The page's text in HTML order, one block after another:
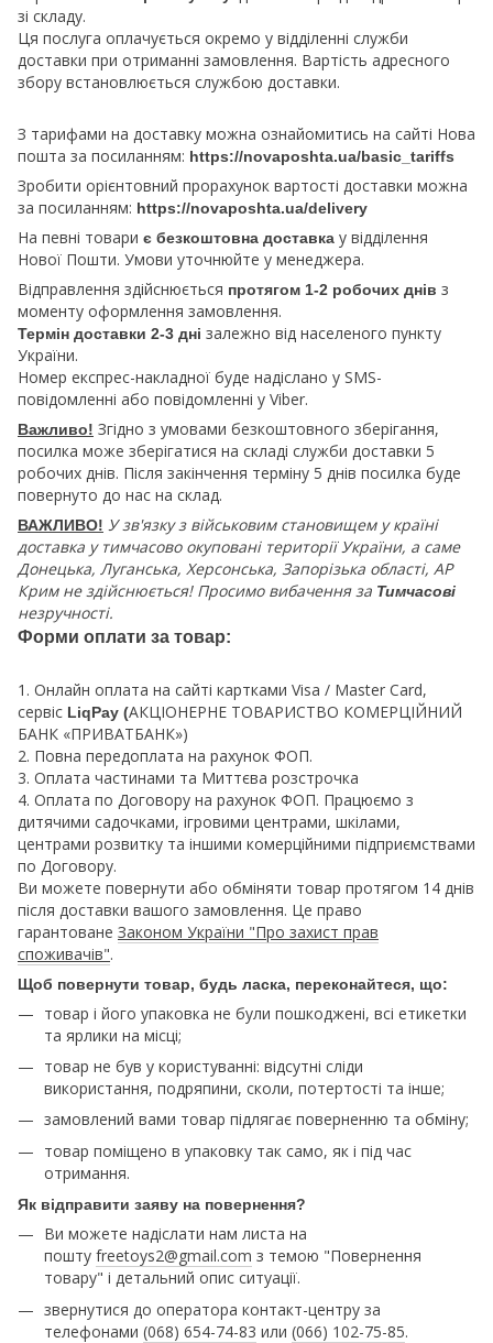
зі складу.
Ця послуга оплачується окремо у відділенні служби
доставки при отриманні замовлення. Вартість адресного
збору встановлюється службою доставки.
З тарифами на доставку можна ознайомитись на сайті Нова
пошта за посиланням: https://novaposhta.ua/basic_tariffs
Зробити орієнтовний прорахунок вартості доставки можна
за посиланням: https://novaposhta.ua/delivery
На певні товари є безкоштовна доставка у відділення
Нової Пошти. Умови уточнюйте у менеджера.
Відправлення здійснюється протягом 1-2 робочих днів з
моменту оформлення замовлення.
Термін доставки 2-3 дні залежно від населеного пункту
України.
Номер експрес-накладної буде надіслано у SMS-
повідомленні або повідомленні у Viber.
Важливо! Згідно з умовами безкоштовного зберігання,
посилка може зберігатися на складі служби доставки 5
робочих днів. Після закінчення терміну 5 днів посилка буде
повернуто до нас на склад.
ВАЖЛИВО! У зв'язку з військовим становищем у країні
доставка у тимчасово окуповані території України, а саме
Донецька, Луганська, Херсонська, Запорізька області, АР
Крим не здійснюється! Просимо вибачення за Тимчасові
незручності.
Форми оплати за товар:
1. Онлайн оплата на сайті картками Visa / Master Card,
сервіс LiqPay (АКЦІОНЕРНЕ ТОВАРИСТВО КОМЕРЦІЙНИЙ
БАНК «ПРИВАТБАНК»)
2. Повна передоплата на рахунок ФОП.
3. Оплата частинами та Миттєва розстрочка
4. Оплата по Договору на рахунок ФОП. Працюємо з
дитячими садочками, ігровими центрами, шкілами,
центрами розвитку та іншими комерційними підприємствами
по Договору.
Ви можете повернути або обміняти товар протягом 14 днів
після доставки вашого замовлення. Це право
гарантоване Законом України "Про захист прав
споживачів".
Щоб повернути товар, будь ласка, переконайтеся, що:
товар і його упаковка не були пошкоджені, всі етикетки
та ярлики на місці;
товар не був у користуванні: відсутні сліди
використання, подряпини, сколи, потертості та інше;
замовлений вами товар підлягає поверненню та обміну;
товар поміщено в упаковку так само, як і під час
отримання.
Як відправити заяву на повернення?
Ви можете надіслати нам листа на
пошту freetoys2@gmail.com з темою "Повернення
товару" і детальний опис ситуації.
звернутися до оператора контакт-центру за
телефонами (068) 654-74-83 или (066) 102-75-85.